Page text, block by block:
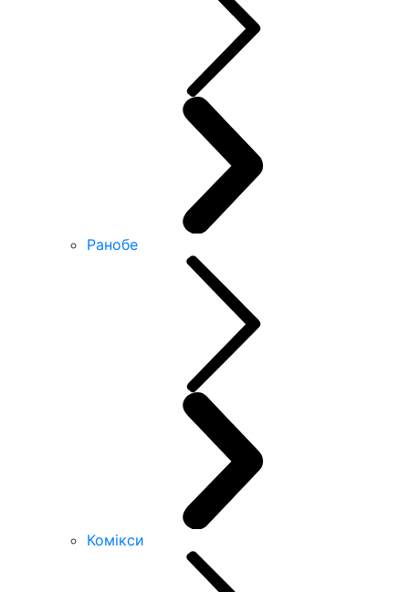
Ранобе
Комікси